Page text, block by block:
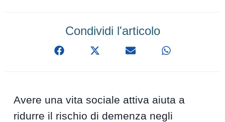
Condividi l'articolo
Avere una vita sociale attiva aiuta a
ridurre il rischio di demenza negli